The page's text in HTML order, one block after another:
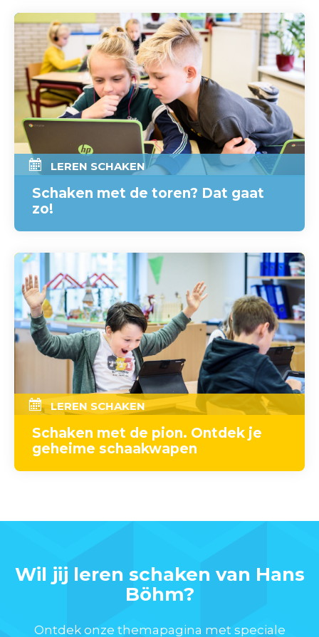
LEREN SCHAKEN
Schaken met de toren? Dat gaat
zo!
LEREN SCHAKEN
Schaken met de pion. Ontdek je
geheime schaakwapen
Wil jij leren schaken van Hans
Böhm?
Ontdek onze themapagina met speciale